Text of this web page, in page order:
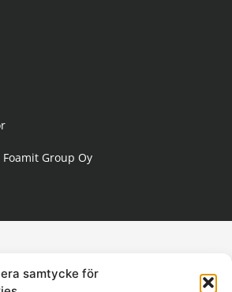
samtycke för
Group Oy